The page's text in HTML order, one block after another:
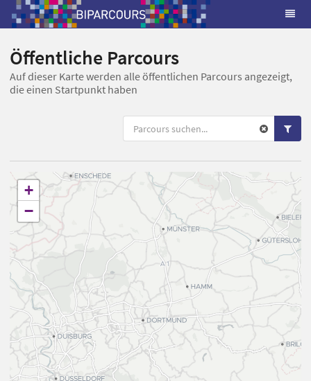
Öffentliche Parcours
Auf dieser Karte werden alle öffentlichen Parcours angezeigt,
die einen Startpunkt haben
+
−